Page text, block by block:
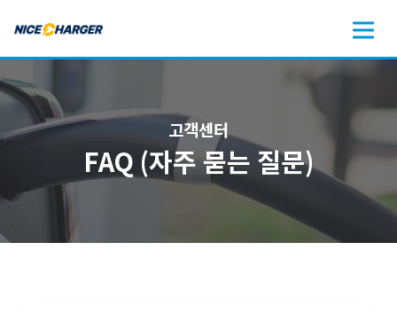
고객센터
FAQ (자주 묻는 질문)